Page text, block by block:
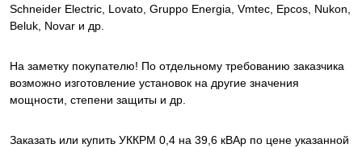
Schneider Electric, Lovato, Gruppo Energia, Vmtec, Epcos, Nukon,
Beluk, Novar и др.
На заметку покупателю! По отдельному требованию заказчика
возможно изготовление установок на другие значения
мощности, степени защиты и др.
Заказать или купить УККРМ 0,4 на 39,6 кВАр по цене указанной